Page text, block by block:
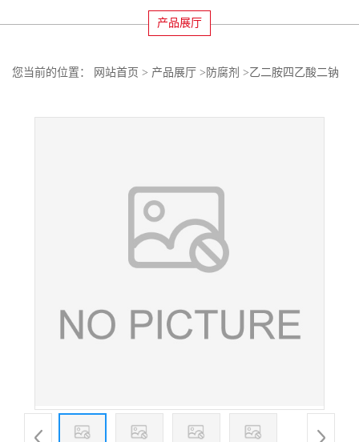
产品展厅
您当前的位置： 网站首页 > 产品展厅 > 防腐剂 >乙二胺四乙酸二钠